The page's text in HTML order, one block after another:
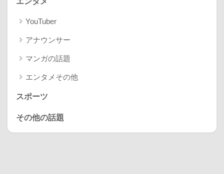
YouTuber
アナウンサー
マンガの話題
エンタメその他
スポーツ
その他の話題